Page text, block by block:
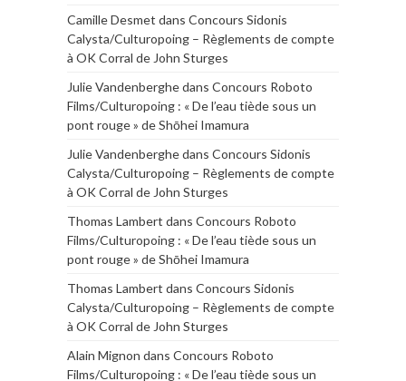
Camille Desmet dans Concours Sidonis
Calysta/Culturopoing – Règlements de compte
à OK Corral de John Sturges
Julie Vandenberghedans Concours Roboto
Films/Culturopoing : « De l’eau tiède sous un
pont rouge » de Shōhei Imamura
Julie Vandenberghedans Concours Sidonis
Calysta/Culturopoing – Règlements de compte
à OK Corral de John Sturges
Thomas Lambert dans Concours Roboto
Films/Culturopoing : « De l’eau tiède sous un
pont rouge » de Shōhei Imamura
Thomas Lambert dans Concours Sidonis
Calysta/Culturopoing – Règlements de compte
à OK Corral de John Sturges
Alain Mignon dans Concours Roboto
Films/Culturopoing : « De l’eau tiède sous un